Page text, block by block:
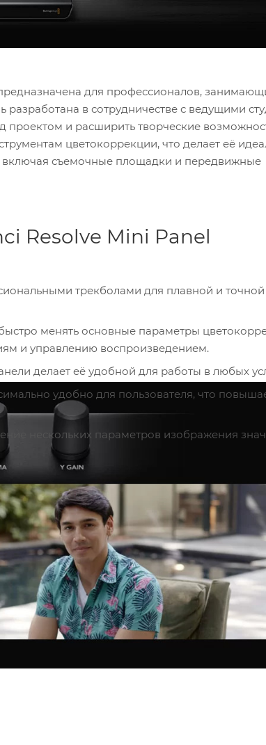
для профессионалов,
в сотрудничестве с ведущими
проектом и расширить творческие
цветокоррекции, что делает её
включая съемочные площадки и передвижные
Resolve Mini Panel
трекболами для плавной и точной
менять основные параметры
и управлению воспроизведением.
делает её удобной для работы в любых
удобно для пользователя, что
нескольких параметров изображения